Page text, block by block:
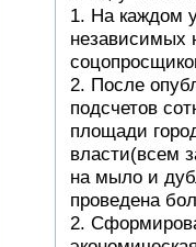
1. На каждом
независимых
2. После
подсчетов
площади
власти(всем
на мыло и
проведена
2.